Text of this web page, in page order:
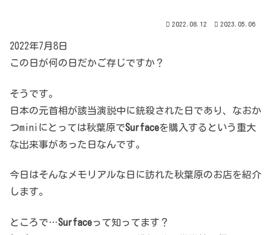
2022.08.12 2023.05.06
2022年7月8日
この日が何の日だかご存じですか？
そうです。
日本の元首相が該当演説中に銃殺された日であり、なおか
つminiにとっては秋葉原でSurfaceを購入するという重大
な出来事があった日なんです。
今日はそんなメモリアルな日に訪れた秋葉原のお店を紹介
します。
ところで…Surfaceって知ってます？